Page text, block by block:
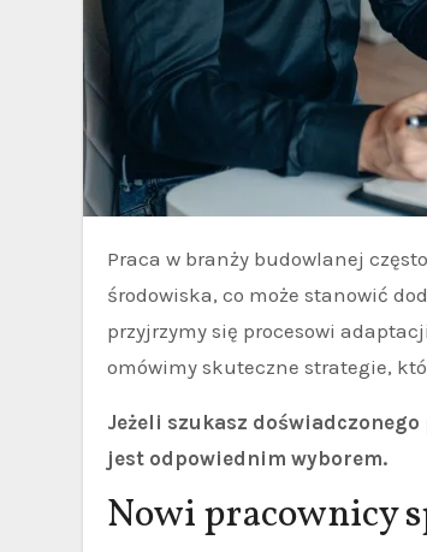
Praca w branży budowlanej często wymaga szybkiej adaptacji do specyficznych warunków pracy i
środowiska, co może stanowić
przyjrzymy się procesowi
omówimy skuteczne strategie,
Jeżeli szukasz
jest odpowiednim wyborem.
Nowi pracownicy